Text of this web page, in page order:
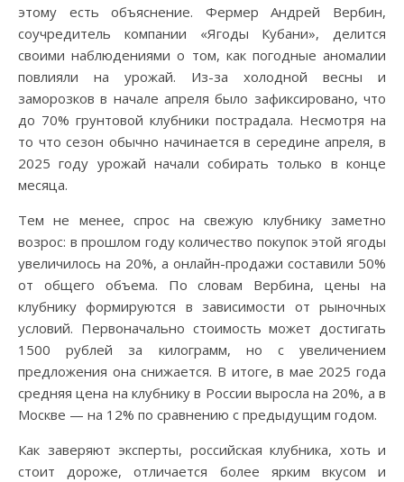
этому есть объяснение. Фермер Андрей Вербин,
соучредитель компании «Ягоды Кубани», делится
своими наблюдениями о том, как погодные аномалии
повлияли на урожай. Из-за холодной весны и
заморозков в начале апреля было зафиксировано, что
до 70% грунтовой клубники пострадала. Несмотря на
то что сезон обычно начинается в середине апреля, в
2025 году урожай начали собирать только в конце
месяца.
Тем не менее, спрос на свежую клубнику заметно
возрос: в прошлом году количество покупок этой ягоды
увеличилось на 20%, а онлайн-продажи составили 50%
от общего объема. По словам Вербина, цены на
клубнику формируются в зависимости от рыночных
условий. Первоначально стоимость может достигать
1500 рублей за килограмм, но с увеличением
предложения она снижается. В итоге, в мае 2025 года
средняя цена на клубнику в России выросла на 20%, а в
Москве — на 12% по сравнению с предыдущим годом.
Как заверяют эксперты, российская клубника, хоть и
стоит дороже, отличается более ярким вкусом и